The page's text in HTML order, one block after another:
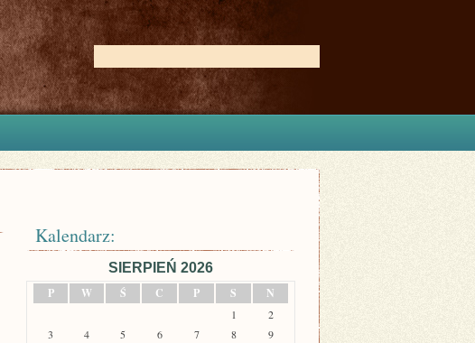
Kalendarz:
SIERPIEŃ 2026
P
W Ś C P S N
1
2
3
4 5 6 7 8
9